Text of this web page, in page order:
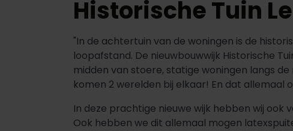
Historische Tuin
"In de achtertuin van de woningen is de
loopafstand. De nieuwbouwwijk Historische
midden van stoere, statige woningen langs
komen 2 werelden bij elkaar! En dat
In deze prachtige nieuwe wijk hebben wij
Ook hebben we dit allemaal mogen